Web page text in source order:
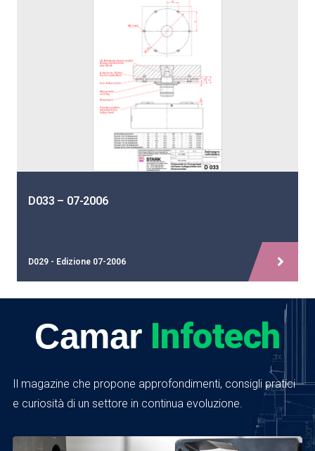
D033 – 07-2006
D029 - Edizione 07-2006
Camar Infotech
Il magazine che propone approfondimenti, consigli pratici
e curiosità di un settore in continua evoluzione.